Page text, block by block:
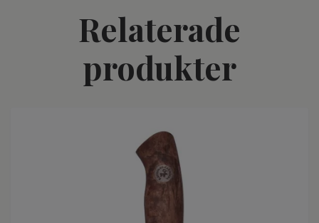
Relaterade
produkter